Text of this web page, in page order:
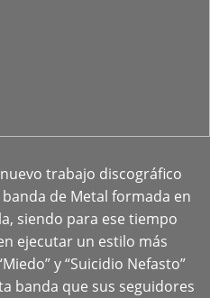
trabajo discográfico
de Metal formada en
siendo para ese tiempo
ejecutar un estilo más
y “Suicidio Nefasto”
banda que sus seguidores